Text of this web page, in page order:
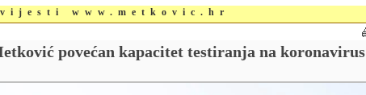
vijesti www.metkovic.hr
povećan kapacitet testiranja na koronavirus